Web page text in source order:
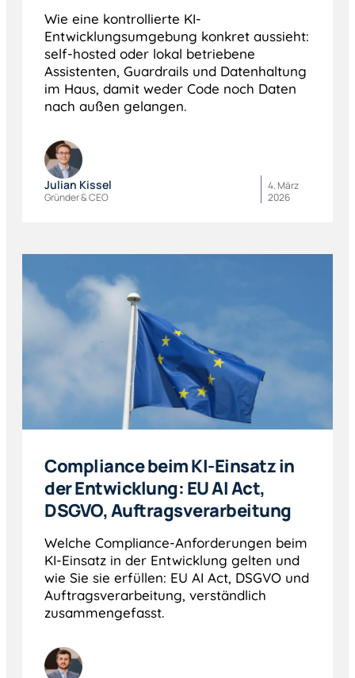
Wie eine kontrollierte KI-
Entwicklungsumgebung konkret aussieht:
self-hosted oder lokal betriebene
Assistenten, Guardrails und Datenhaltung
im Haus, damit weder Code noch Daten
nach außen gelangen.
Julian Kissel
Gründer & CEO
4. März
2026
Compliance beim KI-Einsatz in
der Entwicklung: EU AI Act,
DSGVO, Auftragsverarbeitung
Welche Compliance-Anforderungen beim
KI-Einsatz in der Entwicklung gelten und
wie Sie sie erfüllen: EU AI Act, DSGVO und
Auftragsverarbeitung, verständlich
zusammengefasst.